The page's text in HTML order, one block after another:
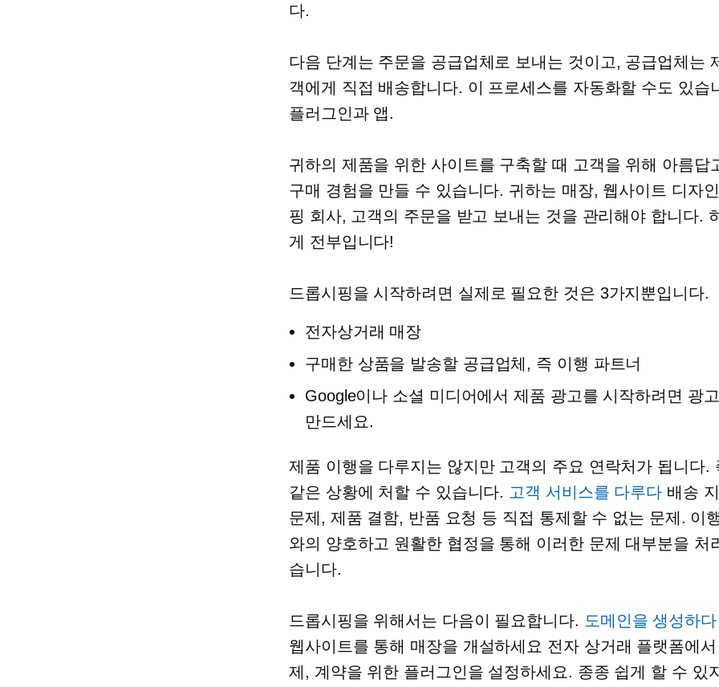
다.
다음 단계는 주문을 공급업체로 보내는 것이고, 공급업체는
객에게 직접 배송합니다. 이 프로세스를 자동화할 수도 있습
플러그인과 앱.
귀하의 제품을 위한 사이트를 구축할 때 고객을 위해 아름답
구매 경험을 만들 수 있습니다. 귀하는 매장, 웹사이트 디자인
핑 회사, 고객의 주문을 받고 보내는 것을 관리해야 합니다.
게 전부입니다!
드롭시핑을 시작하려면 실제로 필요한 것은 3가지뿐입니다.
전자상거래 매장
구매한 상품을 발송할 공급업체, 즉 이행 파트너
Google이나 소셜 미디어에서 제품 광고를 시작하려면 광
만드세요.
제품 이행을 다루지는 않지만 고객의 주요 연락처가 됩니다.
같은 상황에 처할 수 있습니다. 고객 서비스를 다루다 배송
문제, 제품 결함, 반품 요청 등 직접 통제할 수 없는 문제. 이
와의 양호하고 원활한 협정을 통해 이러한 문제 대부분을 처
습니다.
드롭시핑을 위해서는 다음이 필요합니다. 도메인을 생성하다
웹사이트를 통해 매장을 개설하세요 전자 상거래 플랫폼에
제, 계약을 위한 플러그인을 설정하세요. 종종 쉽게 할 수 있